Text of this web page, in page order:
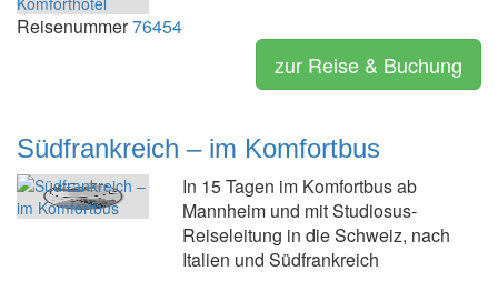
Reisenummer76454
zur Reise & Buchung
Südfrankreich – im Komfortbus
In 15 Tagen im Komfortbus ab
Mannheim und mit Studiosus-
Reiseleitung in die Schweiz, nach
Italien und Südfrankreich